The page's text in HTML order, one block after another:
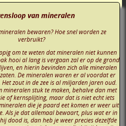
van mineralen
bewaren? Hoe snel worden ze
verbruikt?
om te weten dat mineralen niet kunnen
hooi al lang is vergaan zal er op de grond
en hierin bevinden zich alle mineralen
De mineralen waren er al voordat er
zout in de zee is al miljarden jaren oud.
mineralen stuk te maken, behalve dan met
of kernsplijting, maar dat is niet echt iets
die je paard eet komen er weer uit
Als je dat allemaal bewaart, plus wat er in
dood is, dan heb je weer precies dezelfde